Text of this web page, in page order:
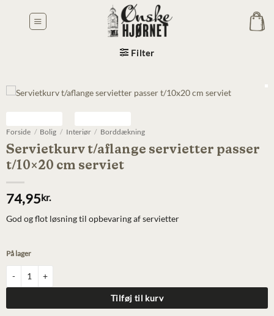
Filter
Forside / Bolig / Interiør / Borddækning
Servietkurv t/aflange servietter passer
t/10×20 cm serviet
74,95kr.
God og flot løsning til opbevaring af servietter
På lager
Tilføj til kurv